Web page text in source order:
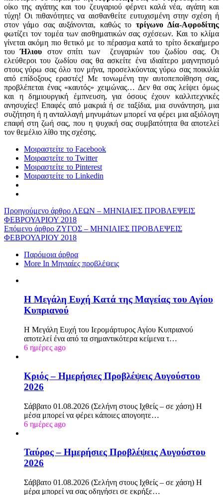
οίκο της αγάπης και του ζευγαριού φέρνει καλά νέα, αγάπη και
τύχη! Οι πιθανότητες να αισθανθείτε ευτυχισμένη στην σχέση ή
στον γάμο σας αυξάνονται, καθώς το τρίγωνο Δία-Αφροδίτης
φωτίζει τον τομέα των αισθηματικών σας σχέσεων. Και το κλίμα
γίνεται ακόμη πιο θετικό με το πέρασμα κατά το τρίτο δεκαήμερο
τουΉλιου στον σπίτι των ζευγαριών του ζωδίου σας. Οι
ελεύθεροι του ζωδίου σας θα ασκείτε ένα ιδιαίτερο μαγνητισμό
στους γύρω σας όλο τον μήνα, προσελκύοντας γύρω σας ποικιλία
από επίδοξους εραστές! Με τονωμένη την αυτοπεποίθηση σας,
προβλέπεται ένας «καυτός» χειμώνας… Δεν θα σας λείψει όμως
και η δημιουργική έμπνευση, για όσους έχουν καλλιτεχνικές
ανησυχίες! Επαφές από μακριά ή σε ταξίδια, μια συνάντηση, μια
συζήτηση ή η ανταλλαγή μηνυμάτων μπορεί να φέρει μια αξιόλογη
επαφή στη ζωή σας, που η ψυχική σας συμβατότητα θα αποτελεί
τον θεμέλιο λίθο της σχέσης.
Μοιραστείτε το Facebook
Μοιραστείτε το Twitter
Μοιραστείτε το Pinterest
Μοιραστείτε το Linkedin
Προηγούμενο άρθρο ΛΕΩΝ – ΜΗΝΙΑΙΕΣ ΠΡΟΒΛΕΨΕΙΣ
ΦΕΒΡΟΥΑΡΙΟΥ 2018
Επόμενο άρθρο ΖΥΓΟΣ – ΜΗΝΙΑΙΕΣ ΠΡΟΒΛΕΨΕΙΣ
ΦΕΒΡΟΥΑΡΙΟΥ 2018
Παρόμοια άρθρα
More In Μηνιαίες προβλέψεις
Η Μεγάλη Ευχή Κατά της Μαγείας του Αγίου
Κυπριανού
Η Μεγάλη Ευχή του Ιερομάρτυρος Αγίου Κυπριανού
αποτελεί ένα από τα σημαντικότερα κείμενα τ…
6 ημέρες ago
Κριός – Ημερήσιες Προβλέψεις Αυγούστου
2026
Σάββατο 01.08.2026 (Σελήνη στους Ιχθείς – σε χάση) Η
μέσα μπορεί να φέρει κάποιες απογοητε…
6 ημέρες ago
Ταύρος – Ημερήσιες Προβλέψεις Αυγούστου
2026
Σάββατο 01.08.2026 (Σελήνη στους Ιχθείς – σε χάση) Η
μέρα μπορεί να σας οδηγήσει σε εκρήξε…